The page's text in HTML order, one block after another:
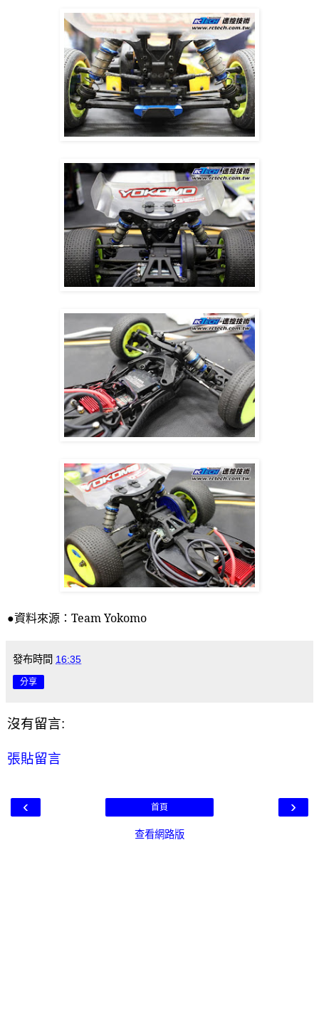
●資料來源： Team Yokomo
發布時間 16:35
分享
沒有留言:
張貼留言
‹ ›
首頁
查看網路版